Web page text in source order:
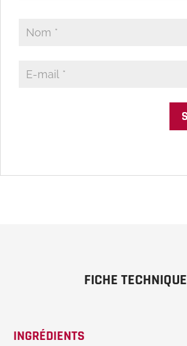
FICHE TECHNIQUE
INGRÉDIENTS